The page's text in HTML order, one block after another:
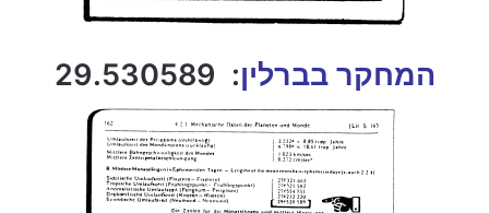
המחקר בברלין: 29.530589